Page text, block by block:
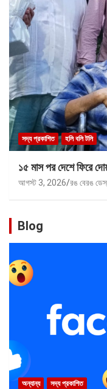
সদ্য প্রকাশিত হলি বলি টলি
১৫ মাস পর দেশে ফিরে
আগস্ট 3, 2026 রঙ বেরঙ
Blog
অন্যান্য সদ্য প্রকাশিত